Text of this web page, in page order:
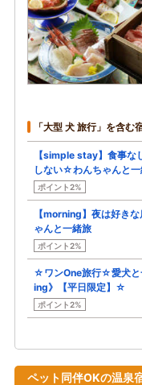
「大型 犬 旅行」を含む
【simple stay】食事な
しない☆わんちゃんと
ポイント2%
【morning】夜は好き
ゃんと一緒旅
ポイント2%
☆ワンOne旅行☆愛犬と
ing》【平日限定】☆
ポイント2%
ペット同伴OKの温